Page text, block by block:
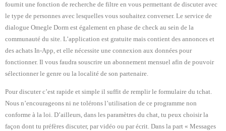
fournit une fonction de recherche de filtre en vous permettant de discuter avec
le type de personnes avec lesquelles vous souhaitez converser. Le service de
dialogue Omegle Dorm est également en phase de check au sein de la
communauté du site. L’application est gratuite mais contient des annonces et
des achats In-App, et elle nécessite une connexion aux données pour
fonctionner. Il vous faudra souscrire un abonnement mensuel afin de pouvoir
sélectionner le genre ou la localité de son partenaire.
Pour discuter c’est rapide et simple il suffit de remplir le formulaire du tchat.
Nous n’encourageons ni ne tolérons l’utilisation de ce programme non
conforme à la loi. D’ailleurs, dans les paramètres du chat, tu peux choisir la
façon dont tu préfères discuter, par vidéo ou par écrit. Dans la part « Messages